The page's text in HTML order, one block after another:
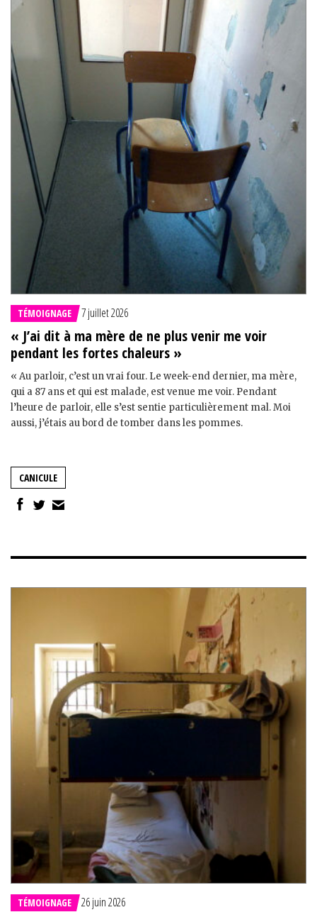
TÉMOIGNAGE 7 juillet 2026
« J’ai dit à ma mère de ne plus venir me voir
pendant les fortes chaleurs »
« Au parloir, c’est un vrai four. Le week-end dernier, ma mère,
qui a 87 ans et qui est malade, est venue me voir. Pendant
l’heure de parloir, elle s’est sentie particulièrement mal. Moi
aussi, j’étais au bord de tomber dans les pommes.
CANICULE
TÉMOIGNAGE 26 juin 2026